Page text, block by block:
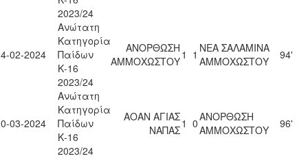
2023/24
02-2024
Ανώτατη
Κατηγορία
Παίδων
Κ-16
2023/24
ΑΝΟΡΘΩΣΗ
ΑΜΜΟΧΩΣΤΟΥ1 1 ΝΕΑ ΣΑΛΑΜΙΝΑ
ΑΜΜΟΧΩΣΤΟΥ
94'
03-2024
Ανώτατη
Κατηγορία
Παίδων
Κ-16
2023/24
ΑΟΑΝ ΑΓΙΑΣ
ΝΑΠΑΣ1 0ΑΝΟΡΘΩΣΗ
ΑΜΜΟΧΩΣΤΟΥ
96'